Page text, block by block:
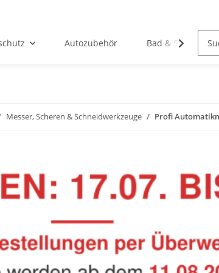
Autozubehör Bad & Sanitär
Messer, Scheren & Schneidwerkzeuge Profi